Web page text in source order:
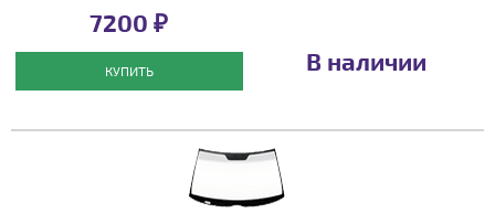
7200 ₽
КУПИТЬ В наличии